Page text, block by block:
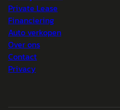
Private Lease
Financiering
Auto verkopen
Over ons
Contact
Privacy